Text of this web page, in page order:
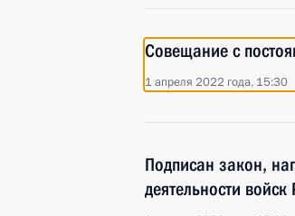
Совещание с
1 апреля 2022 года, 15:30
Подписан закон,
деятельности войск